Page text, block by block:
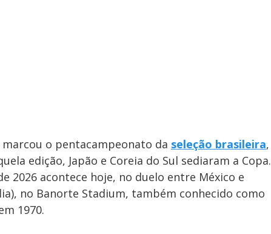
o pentacampeonato da seleção brasileira,
edição, Japão e Coreia do Sul sediaram a Copa.
2026 acontece hoje, no duelo entre México e
no Banorte Stadium, também conhecido como
1970.